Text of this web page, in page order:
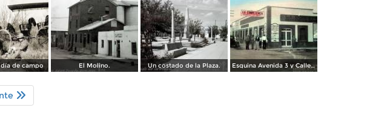
día de campo El Molino. Un costado de la Plaza. Esquina Avenida 3 y Calle 3